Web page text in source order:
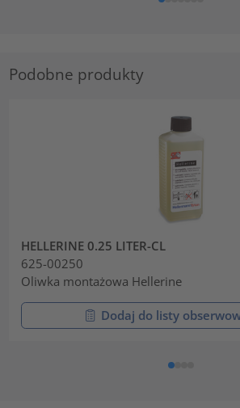
Podobne produkty
HELLERINE 0.25 LITER-CL
625-00250
Oliwka montażowa Hellerine
Dodaj do listy